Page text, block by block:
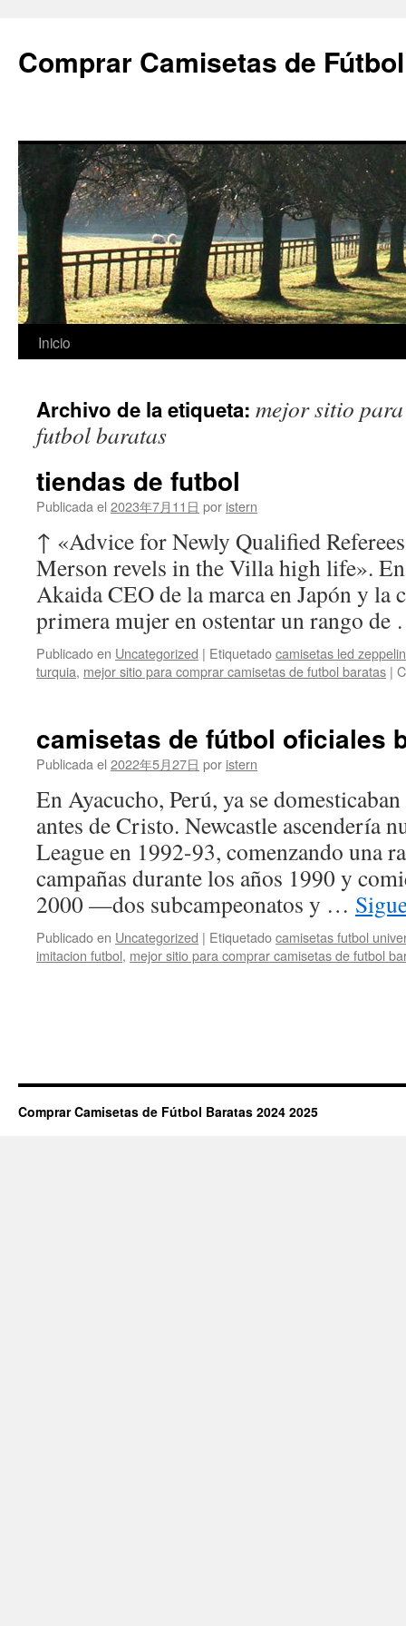
Comprar Camisetas de
Saltar
contenido
Inicio
Archivo de la etiqueta: mejor sitio
futbol baratas
tiendas de futbol
Publicada el 2023年7月11日 por istern
↑ «Advice for Newly Qualified
Merson revels in the Villa high life».
Akaida CEO de la marca en Japón y la
primera mujer en ostentar un rango
Publicado en Uncategorized | Etiquetadocamisetas led
turquia, mejor sitio para comprar camisetas de futbol baratas |
camisetas de fútbol oficiales
Publicada el 2022年5月27日 por istern
En Ayacucho, Perú, ya se
antes de Cristo. Newcastle ascendería
League en 1992-93, comenzando una
campañas durante los años 1990 y
2000 —dos subcampeonatos y …
Publicado en Uncategorized | Etiquetadocamisetas futbol
imitacion futbol, mejor sitio para comprar camisetas de futbol
Comprar Camisetas de Fútbol Baratas 2024 2025